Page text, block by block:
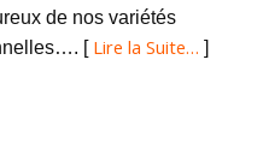
de nos variétés
[ Lire la Suite… ]